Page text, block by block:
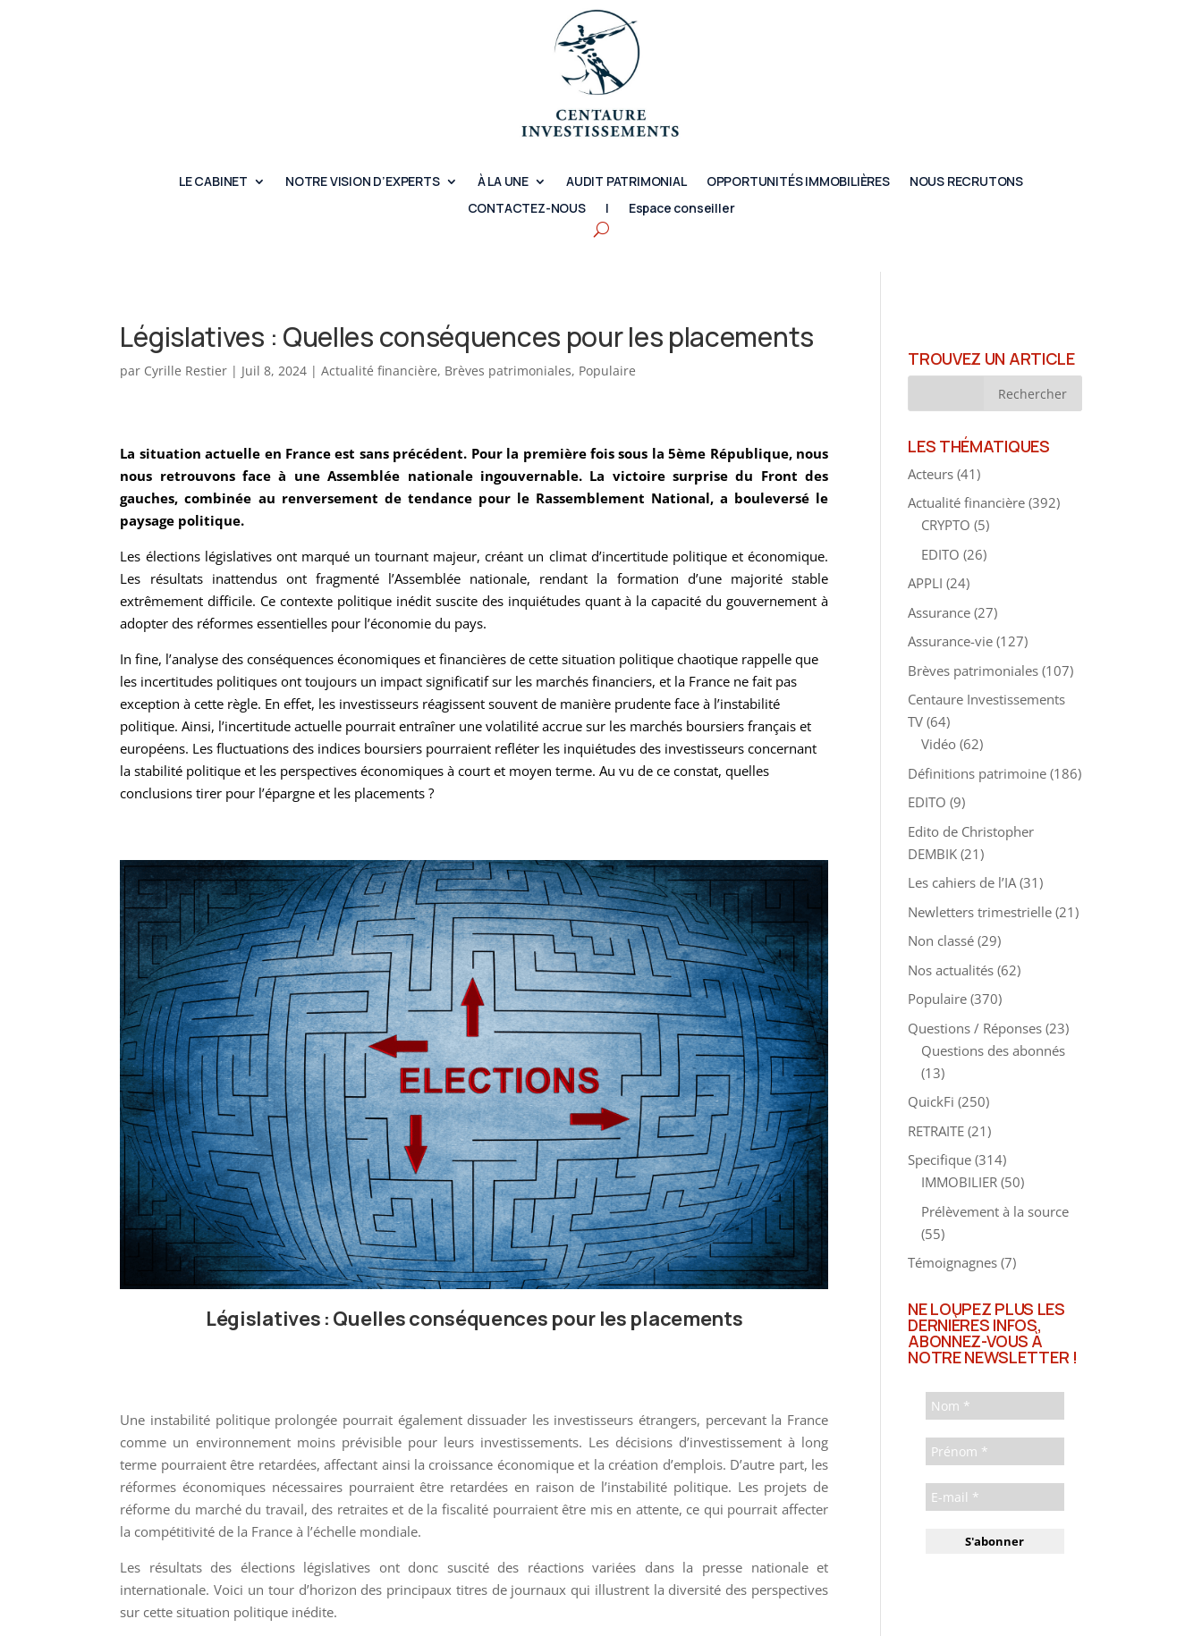
LE CABINET NOTRE VISION D’EXPERTS À LA UNE AUDIT PATRIMONIAL OPPORTUNITÉS IMMOBILIÈRES
NOUS RECRUTONS
CONTACTEZ-NOUS
| Espace conseiller
Législatives : Quelles conséquences pour les placements
par Cyrille Restier | Juil 8, 2024 |Actualité financière, Brèves patrimoniales, Populaire
La situation actuelle en France est sans précédent. Pour la première fois sous la 5ème République, nous
nous retrouvons face à une Assemblée nationale ingouvernable. La victoire surprise du Front des
gauches, combinée au renversement de tendance pour le Rassemblement National, a bouleversé le
paysage politique.
Les élections législatives ont marqué un tournant majeur, créant un climat d’incertitude politique et économique.
Les résultats inattendus ont fragmenté l’Assemblée nationale, rendant la formation d’une majorité stable
extrêmement difficile. Ce contexte politique inédit suscite des inquiétudes quant à la capacité du gouvernement à
adopter des réformes essentielles pour l’économie du pays.
In fine, l’analyse des conséquences économiques et financières de cette situation politique chaotique rappelle que
les incertitudes politiques ont toujours un impact significatif sur les marchés financiers, et la France ne fait pas
exception à cette règle. En effet, les investisseurs réagissent souvent de manière prudente face à l’instabilité
politique. Ainsi, l’incertitude actuelle pourrait entraîner une volatilité accrue sur les marchés boursiers français et
européens. Les fluctuations des indices boursiers pourraient refléter les inquiétudes des investisseurs concernant
la stabilité politique et les perspectives économiques à court et moyen terme. Au vu de ce constat, quelles
conclusions tirer pour l’épargne et les placements ?
Législatives : Quelles conséquences pour les placements
Une instabilité politique prolongée pourrait également dissuader les investisseurs étrangers, percevant la France
comme un environnement moins prévisible pour leurs investissements. Les décisions d’investissement à long
terme pourraient être retardées, affectant ainsi la croissance économique et la création d’emplois. D’autre part, les
réformes économiques nécessaires pourraient être retardées en raison de l’instabilité politique. Les projets de
réforme du marché du travail, des retraites et de la fiscalité pourraient être mis en attente, ce qui pourrait affecter
la compétitivité de la France à l’échelle mondiale.
Les résultats des élections législatives ont donc suscité des réactions variées dans la presse nationale et
internationale. Voici un tour d’horizon des principaux titres de journaux qui illustrent la diversité des perspectives
sur cette situation politique inédite.
TROUVEZ UN ARTICLE
LES THÉMATIQUES
Acteurs (41)
Actualité financière (392)
CRYPTO (5)
EDITO (26)
APPLI (24)
Assurance (27)
Assurance-vie (127)
Brèves patrimoniales (107)
Centaure Investissements
TV (64)
Vidéo (62)
Définitions patrimoine (186)
EDITO (9)
Edito de Christopher
DEMBIK (21)
Les cahiers de l’IA(31)
Newletters trimestrielle (21)
Non classé (29)
Nos actualités (62)
Populaire (370)
Questions / Réponses (23)
Questions des abonnés
(13)
QuickFi (250)
RETRAITE (21)
Specifique (314)
IMMOBILIER (50)
Prélèvement à la source
(55)
Témoignagnes (7)
NE LOUPEZ PLUS LES
DERNIÈRES INFOS,
ABONNEZ-VOUS À
NOTRE NEWSLETTER !